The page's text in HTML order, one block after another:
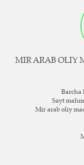
MIR ARAB OLIY
Barcha
Sayt
Mir arab oliy